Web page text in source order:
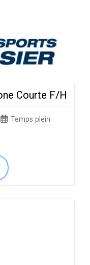
Courte F/H
Temps plein